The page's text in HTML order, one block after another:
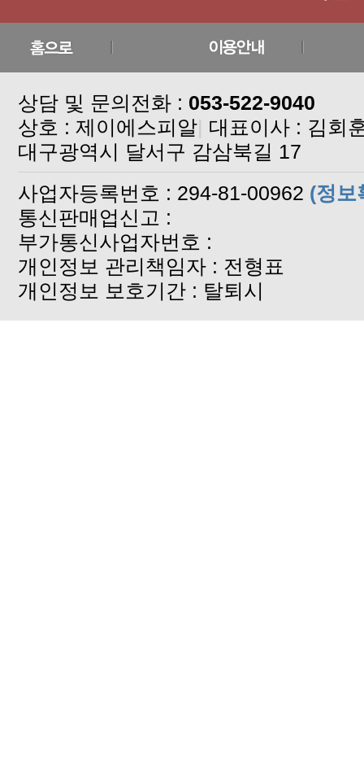
상담 및 문의전화 : 053-522-9040
상호 : 제이에스피알| 대표이사 : 김회
대구광역시 달서구 감삼북길 17
사업자등록번호 : 294-81-00962 (정보
통신판매업신고 :
부가통신사업자번호 :
개인정보 관리책임자 : 전형표
개인정보 보호기간 : 탈퇴시